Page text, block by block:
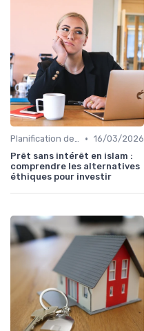
Planification de la Retraite • 16/03/2026
Prêt sans intérêt en islam :
comprendre les alternatives
éthiques pour investir